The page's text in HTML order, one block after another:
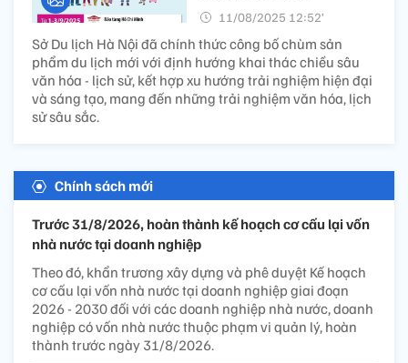
11/08/2025 12:52’
Sở Du lịch Hà Nội đã chính thức công bố chùm sản
phẩm du lịch mới với định hướng khai thác chiều sâu
văn hóa - lịch sử, kết hợp xu hướng trải nghiệm hiện đại
và sáng tạo, mang đến những trải nghiệm văn hóa, lịch
sử sâu sắc.
Chính sách mới
Trước 31/8/2026, hoàn thành kế hoạch cơ cấu lại vốn
nhà nước tại doanh nghiệp
Theo đó, khẩn trương xây dựng và phê duyệt Kế hoạch
cơ cấu lại vốn nhà nước tại doanh nghiệp giai đoạn
2026 - 2030 đối với các doanh nghiệp nhà nước, doanh
nghiệp có vốn nhà nước thuộc phạm vi quản lý, hoàn
thành trước ngày 31/8/2026.